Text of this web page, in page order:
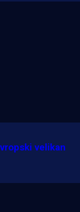
velikan